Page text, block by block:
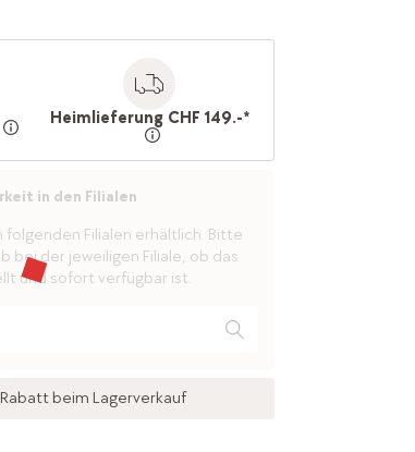
Heimlieferung CHF 149.-*
in den Filialen
folgenden Filialen erhältlich. Bitte
bei der jeweiligen Filiale, ob das
und sofort verfügbar ist.
beim Lagerverkauf